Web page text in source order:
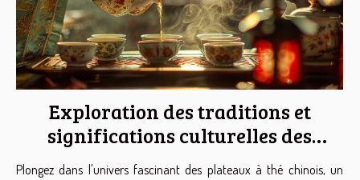
Exploration des traditions et
significations culturelles des
plateaux à thé chinois
Plongez dans l'univers fascinant des plateaux à thé chinois, un